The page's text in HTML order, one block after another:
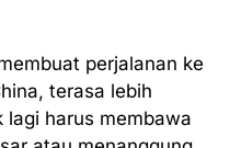
perjalanan ke
terasa lebih
lagi harus membawa